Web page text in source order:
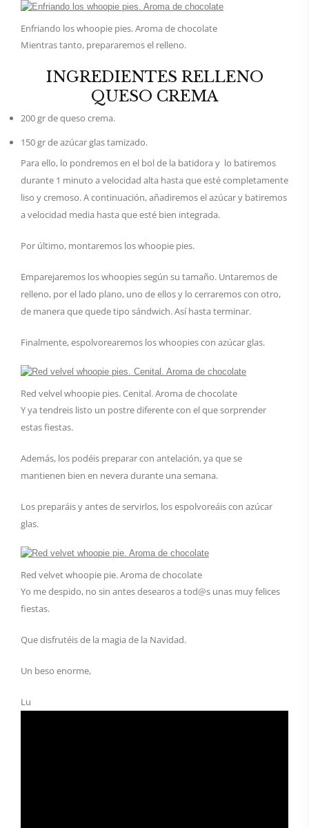
Enfriando los whoopie pies. Aroma de chocolate
Mientras tanto, prepararemos el relleno.
INGREDIENTES RELLENO
QUESO CREMA
200 gr de queso crema.
150 gr de azúcar glas tamizado.
Para ello, lo pondremos en el bol de la batidora y lo batiremos
durante 1 minuto a velocidad alta hasta que esté completamente
liso y cremoso. A continuación, añadiremos el azúcar y batiremos
a velocidad media hasta que esté bien integrada.
Por último, montaremos los whoopie pies.
Emparejaremos los whoopies según su tamaño. Untaremos de
relleno, por el lado plano, uno de ellos y lo cerraremos con otro,
de manera que quede tipo sándwich. Así hasta terminar.
Finalmente, espolvorearemos los whoopies con azúcar glas.
Red velvel whoopie pies. Cenital. Aroma de chocolate
Y ya tendreis listo un postre diferente con el que sorprender
estas fiestas.
Además, los podéis preparar con antelación, ya que se
mantienen bien en nevera durante una semana.
Los preparáis y antes de servirlos, los espolvoreáis con azúcar
glas.
Red velvet whoopie pie. Aroma de chocolate
Yo me despido, no sin antes desearos a tod@s unas muy felices
fiestas.
Que disfrutéis de la magia de la Navidad.
Un beso enorme,
Lu